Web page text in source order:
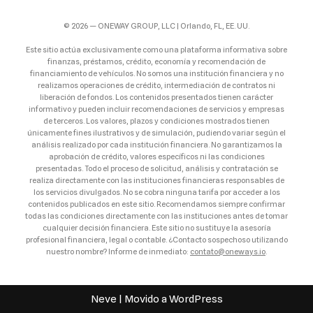
© 2026 — ONEWAY GROUP, LLC | Orlando, FL, EE. UU.
Este sitio actúa exclusivamente como una plataforma informativa sobre
finanzas, préstamos, crédito, economía y recomendación de
financiamiento de vehículos. No somos una institución financiera y no
realizamos operaciones de crédito, intermediación de contratos ni
liberación de fondos. Los contenidos presentados tienen carácter
informativo y pueden incluir recomendaciones de servicios y empresas
de terceros. Los valores, plazos y condiciones mostrados tienen
únicamente fines ilustrativos y de simulación, pudiendo variar según el
análisis realizado por cada institución financiera. No garantizamos la
aprobación de crédito, valores específicos ni las condiciones
presentadas. Todo el proceso de solicitud, análisis y contratación se
realiza directamente con las instituciones financieras responsables de
los servicios divulgados. No se cobra ninguna tarifa por acceder a los
contenidos publicados en este sitio. Recomendamos siempre confirmar
todas las condiciones directamente con las instituciones antes de tomar
cualquier decisión financiera. Este sitio no sustituye la asesoría
profesional financiera, legal o contable. ¿Contacto sospechoso utilizando
nuestro nombre? Informe de inmediato: contato@oneways.io.
Neve | Movido aWordPress